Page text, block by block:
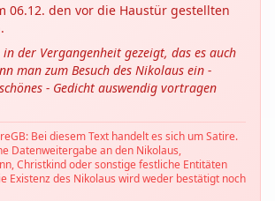
06.12. den vor die Haustür gestellten
in der Vergangenheit gezeigt, das es auch
man zum Besuch des Nikolaus ein -
- Gedicht auswendig vortragen
Bei diesem Text handelt es sich um Satire.
Datenweitergabe an den Nikolaus,
Christkind oder sonstige festliche Entitäten
Existenz des Nikolaus wird weder bestätigt noch